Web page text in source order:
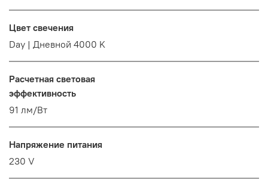
Цвет свечения
Day | Дневной 4000 K
Расчетная световая
эффективность
91 лм/Вт
Напряжение питания
230 V